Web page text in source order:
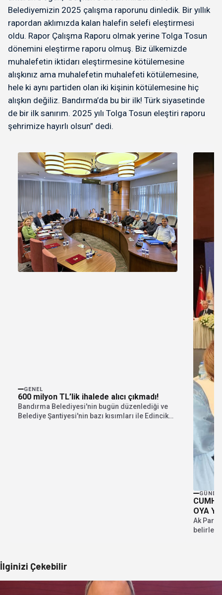
Belediyemizin 2025 çalışma raporunu dinledik. Bir yıllık
rapordan aklımızda kalan halefin selefi eleştirmesi
oldu. Rapor Çalışma Raporu olmak yerine Tolga Tosun
dönemini eleştirme raporu olmuş. Biz ülkemizde
muhalefetin iktidarı eleştirmesine kötülemesine
alışkınız ama muhalefetin muhalefeti kötülemesine,
hele ki aynı partiden olan iki kişinin kötülemesine hiç
alışkın değiliz. Bandırma’da bu bir ilk! Türk siyasetinde
de bir ilk sanırım. 2025 yılı Tolga Tosun eleştiri raporu
şehrimize hayırlı olsun” dedi.
GENEL
600 milyon TL’lik ihalede alıcı çıkmadı!
Bandırma Belediyesi'nin bugün düzenlediği ve
Belediye Şantiyesi'nin bazı kısımları ile Edincik
OYA
Ak
İlginizi Çekebilir